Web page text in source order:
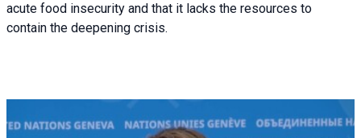
acute food insecurity and that it lacks the resources to
contain the deepening crisis.